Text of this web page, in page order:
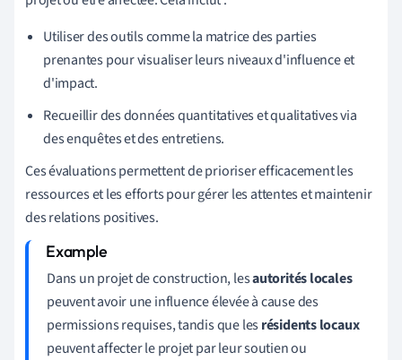
Utiliser des outils comme la matrice des parties
prenantes pour visualiser leurs niveaux d'influence et
d'impact.
Recueillir des données quantitatives et qualitatives via
des enquêtes et des entretiens.
Ces évaluations permettent de prioriser efficacement les
ressources et les efforts pour gérer les attentes et maintenir
des relations positives.
Dans un projet de construction, lesautorités locales
peuvent avoir une influence élevée à cause des
permissions requises, tandis que lesrésidents locaux
peuvent affecter le projet par leur soutien ou